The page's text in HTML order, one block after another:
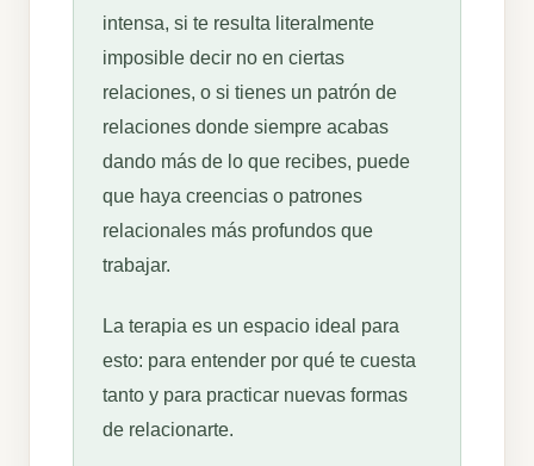
intensa, si te resulta literalmente
imposible decir no en ciertas
relaciones, o si tienes un patrón de
relaciones donde siempre acabas
dando más de lo que recibes, puede
que haya creencias o patrones
relacionales más profundos que
trabajar.
La terapia es un espacio ideal para
esto: para entender por qué te cuesta
tanto y para practicar nuevas formas
de relacionarte.